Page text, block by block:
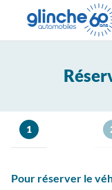
1
Pour réserver le